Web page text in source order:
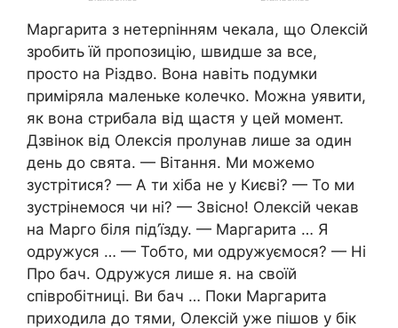
Маргарита з нетерnінням чекала, що Олексій
зробить їй пропозицію, швидше за все,
просто на Різдво. Вона навіть подумки
приміряла маленьке колечко. Можна уявити,
як вона стрибала від щастя у цей момент.
Дзвінок від Олексія пролунав лише за один
день до свята. — Вітання. Ми можемо
зустрітися? — А ти хіба не у Києві? — То ми
зустрінемося чи ні? — Звісно! Олексій чекав
на Марго біля під’їзду. — Маргарита … Я
одружуся … — Тобто, ми одружуємося? — Ні
Про бач. Одружуся лише я. на своїй
співробітниці. Ви бач … Поки Маргарита
приходила до тями, Олексій уже пішов у бік